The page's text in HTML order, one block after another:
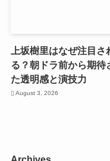
上坂樹里はなぜ注目さ
る？朝ドラ前から期待
た透明感と演技力
August 3, 2026